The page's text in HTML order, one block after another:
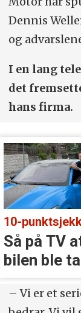
Dennis
og
I en lang
det
hans firma.
Så på TV
bilen ble
inn
– Vi er et